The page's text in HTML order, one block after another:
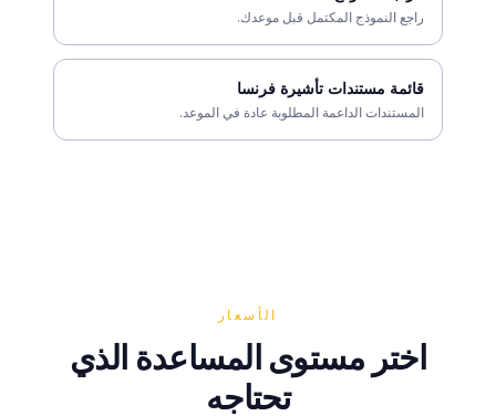
راجع النموذج المكتمل قبل موعدك.
قائمة مستندات تأشيرة فرنسا
المستندات الداعمة المطلوبة عادة في الموعد.
الأسعار
اختر مستوى المساعدة الذي
تحتاجه